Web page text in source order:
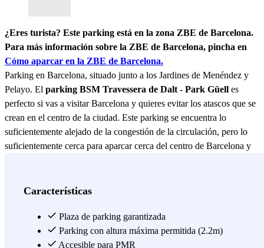
¿Eres turista? Este parking está en la zona ZBE de Barcelona.
Para más información sobre la ZBE de Barcelona, pincha en
Cómo aparcar en la ZBE de Barcelona.
Parking en Barcelona, situado junto a los Jardines de Menéndez y
Pelayo. El parking BSM Travessera de Dalt - Park Güell es
perfecto si vas a visitar Barcelona y quieres evitar los atascos que se
crean en el centro de la ciudad. Este parking se encuentra lo
suficientemente alejado de la congestión de la circulación, pero lo
suficientemente cerca para aparcar cerca del centro de Barcelona y
l'Esperança y del Hospital de día MUTUAM Güell, a 200 y 400
médica en alguno de estos centros, este parking es idóneo para ello.
Así mismo, desde el parking puedes ir andando hasta el Gaudí
Experiència, al que llegarás en solo 5 minutos. Allí podrás disfrutar
Características
Plaza de parking garantizada
Parking con altura máxima permitida (2.2m)
Accesible para PMR